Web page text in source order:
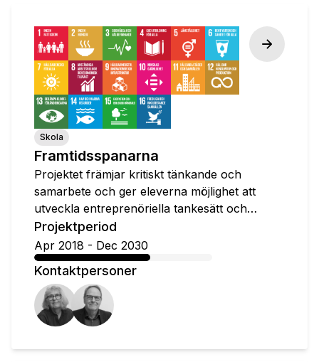
Skola
Framtidsspanarna
Projektet främjar kritiskt tänkande och
samarbete och ger eleverna möjlighet att
utveckla entreprenöriella tankesätt och
kompetenser.
Projektperiod
Apr 2018 - Dec 2030
Kontaktpersoner